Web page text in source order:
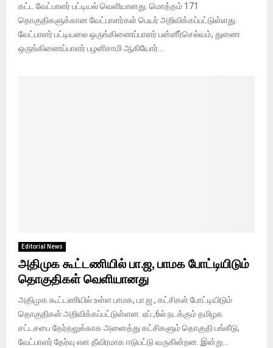
கட்ட வேட்பாளர் பட்டியல் வெளியானது. மொத்தம் 171
தொகுதிகளுக்கான வேட்பாளர்கள் பெயர் அறிவிக்கப்பட்டுள்ளது.
வேட்பாளர் பட்டியலை ஒருங்கிணைப்பாளர் பன்னீர்செல்வம், துணை
ஒருங்கிணைப்பாளர் பழனிசாமி ஆகியோர்...
Editorial News
அதிமுக கூட்டணியில் பா.ஜ, பாமக போட்டியிடும்
தொகுதிகள் வெளியானது
அதிமுக கூட்டணியில் உள்ள பாமக, பா.ஜ., கட்சிகள் போட்டியிடும்
தொகுதிகள் அறிவிக்கப்பட்டுள்ளன. ஏப்.,6ல் நடக்கும் தமிழக
சட்டசபை தேர்தலுக்காக அனைத்து கட்சிகளும் தொகுதி பங்கீடு,
வேட்பாளர் தேர்வு என தீவிரமாக ஈடுபட்டு வருகின்றன. இன்று...